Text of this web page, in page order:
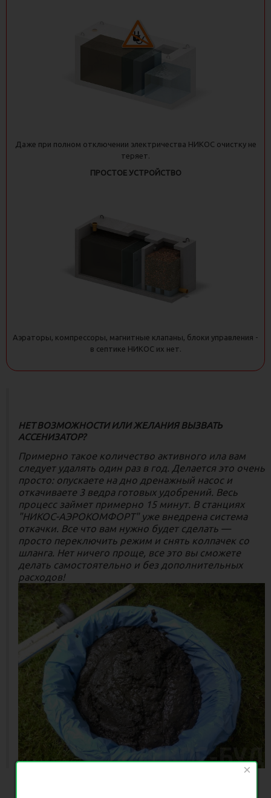
Даже при полном отключении электричества НИКОС очистку не
теряет.
ПРОСТОЕ УСТРОЙСТВО
Аэраторы, компрессоры, магнитные клапаны, блоки управления -
в септике НИКОС их нет.
НЕТ ВОЗМОЖНОСТИ ИЛИ ЖЕЛАНИЯ ВЫЗВАТЬ
АССЕНИЗАТОР?
Примерно такое количество активного ила вам
следует удалять один раз в год. Делается это очень
просто: опускаете на дно дренажный насос и
откачиваете 3 ведра готовых удобрений. Весь
процесс займет примерно 15 минут. В станциях
"НИКОС-АЭРОКОМФОРТ" уже внедрена система
откачки. Все что вам нужно будет сделать —
просто переключить режим и снять колпачек со
шланга. Нет ничего проще, все это вы сможете
делать самостоятельно и без дополнительных
расходов!
×